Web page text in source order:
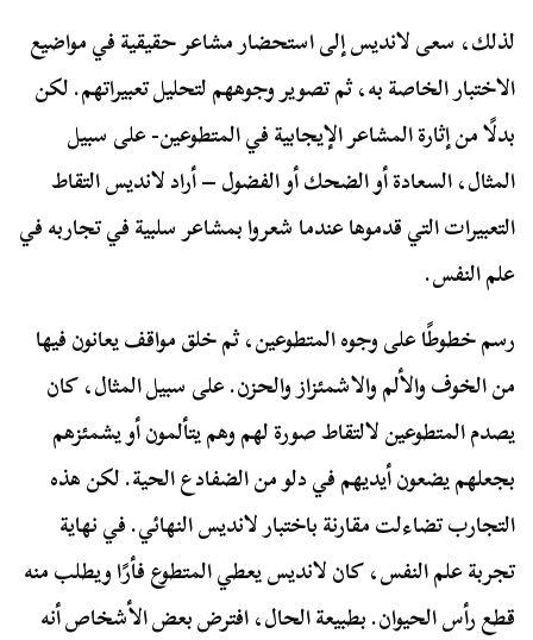
لذلك، سعى لانديس إلى استحضار مشاعر حقيقية في مواضيع
الاختبار الخاصة به، ثم تصوير وجوههم لتحليل تعبيراتهم. لكن
بدلًا من إثارة المشاعر الإيجابية في المتطوعين- على سبيل
المثال، السعادة أو الضحك أو الفضول – أراد لانديس التقاط
التعبيرات التي قدموها عندما شعروا بمشاعر سلبية في تجاربه في
علم النفس.
رسم خطوطًا على وجوه المتطوعين، ثم خلق مواقف يعانون فيها
من الخوف والألم والاشمئزاز والحزن. على سبيل المثال، كان
يصدم المتطوعين لالتقاط صورة لهم وهم يتألمون أو يشمئزهم
بجعلهم يضعون أيديهم في دلو من الضفادع الحية. لكن هذه
التجارب تضاءلت مقارنة باختبار لانديس النهائي. في نهاية
تجربة علم النفس، كان لانديس يعطي المتطوع فأرًا ويطلب منه
قطع رأس الحيوان. بطبيعة الحال، افترض بعض الأشخاص أنه